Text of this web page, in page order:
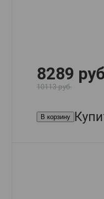
8289
10113 руб.
В корзину